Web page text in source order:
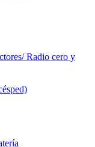
Radio cero y